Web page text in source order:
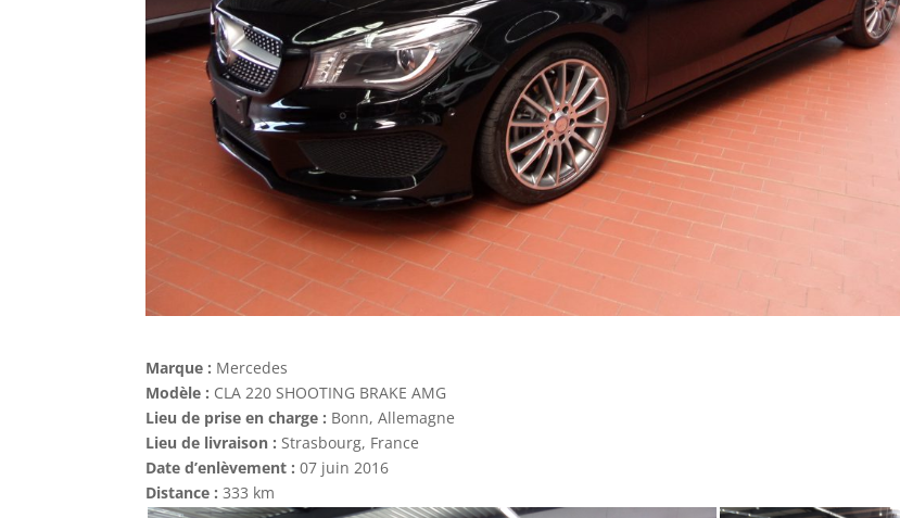
Marque : Mercedes
Modèle : CLA 220 SHOOTING BRAKE AMG
Lieu de prise en charge : Bonn, Allemagne
Lieu de livraison : Strasbourg, France
Date d’enlèvement : 07 juin 2016
Distance : 333 km